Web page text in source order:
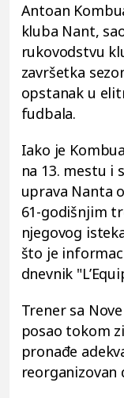
Antoan
kluba Nant,
rukovodstvu
završetka
opstanak u
fudbala.
Iako je
na 13. mestu i
uprava Nanta
61-godišnjim
njegovog
što je
dnevnik
Trener sa
posao tokom
pronađe
reorganizovan